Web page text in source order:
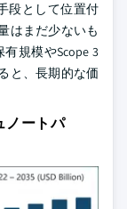
段として位置付
はまだ少ないも
規模やScope 3
と、長期的な価
ノートパ